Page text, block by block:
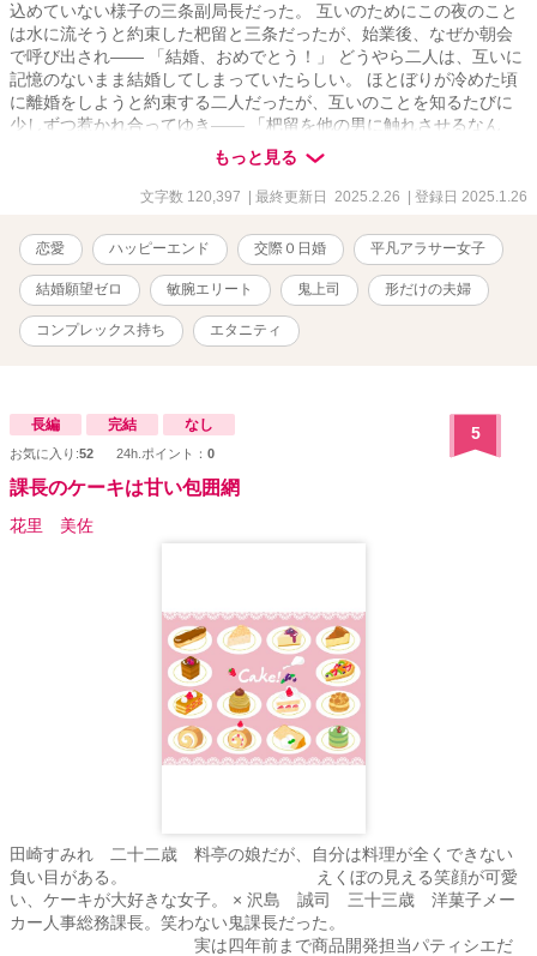
込めていない様子の三条副局長だった。 互いのためにこの夜のこと
は水に流そうと約束した杷留と三条だったが、始業後、なぜか朝会
で呼び出され―― 「結婚、おめでとう！」 どうやら二人は、互いに
記憶のないまま結婚してしまっていたらしい。 ほとぼりが冷めた頃
に離婚をしようと約束する二人だったが、互いのことを知るたびに
少しずつ惹かれ合ってゆき―― 「杷留を他の男に触れさせるなん
て、考えただけでぞっとする」 ――鬼上司の独占愛は、いつの間に
もっと見る
文字数 120,397 | 最終更新日 2025.2.26 | 登録日 2025.1.26
恋愛 ハッピーエンド 交際０日婚 平凡アラサー女子
結婚願望ゼロ 敏腕エリート 鬼上司 形だけの夫婦
コンプレックス持ち エタニティ
長編 完結 なし
お気に入り:52 24h.ポイント： 0
5
課長のケーキは甘い包囲網
花里 美佐
田崎すみれ 二十二歳 料亭の娘だが、自分は料理が全くできない
負い目がある。 えくぼの見える笑顔が可愛
い、ケーキが大好きな女子。 × 沢島 誠司 三十三歳 洋菓子メー
カー人事総務課長。笑わない鬼課長だった。
実は四年前まで商品開発担当パティシエだ